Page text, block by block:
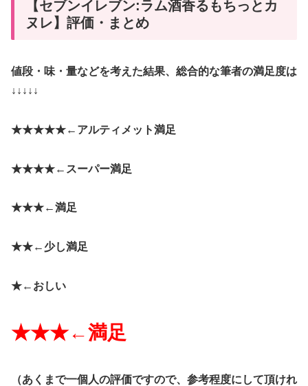
【セブンイレブン:ラム酒香るもちっとカ
ヌレ】評価・まとめ
値段・味・量などを考えた結果、総合的な筆者の満足度は
↓↓↓↓↓
★★★★★← アルティメット満足
★★★★← スーパー満足
★★★←満足
★★← 少し満足
★← おしい
★★★←満足
（あくまで一個人の評価ですので、参考程度にして頂けれ